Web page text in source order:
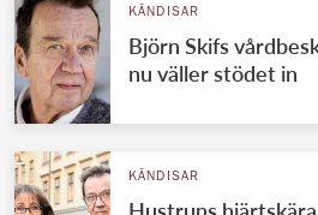
KÄNDISAR
Björn Skifs
nu väller stödet in
KÄNDISAR